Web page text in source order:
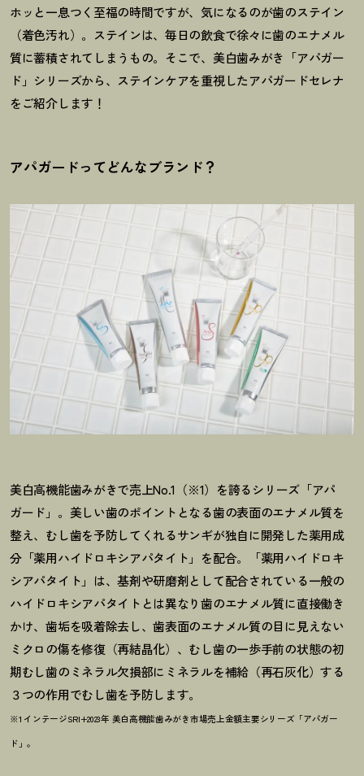
ホッと一息つく至福の時間ですが、気になるのが歯のステイン
（着色汚れ）。ステインは、毎日の飲食で徐々に歯のエナメル
質に蓄積されてしまうもの。そこで、美白歯みがき「アパガー
ド」シリーズから、ステインケアを重視したアパガードセレナ
をご紹介します ！
アパガードってどんなブランド ？
美白高機能歯みがきで売上No.1（※1）を誇るシリーズ「アパ
ガード」。美しい歯のポイントとなる歯の表面のエナメル質を
整え、むし歯を予防してくれるサンギが独自に開発した薬用成
分「薬用ハイドロキシアパタイト」を配合。「薬用ハイドロキ
シアパタイト」は、基剤や研磨剤として配合されている一般の
ハイドロキシアパタイトとは異なり歯のエナメル質に直接働き
かけ、歯垢を吸着除去し、歯表面のエナメル質の目に見えない
ミクロの傷を修復（再結晶化）、むし歯の一歩手前の状態の初
期むし歯のミネラル欠損部にミネラルを補給（再石灰化）する
３つの作用でむし歯を予防します。
※1 インテージSRI+2023年 美白高機能歯みがき市場売上金額主要シリーズ「アパガー
ド」。